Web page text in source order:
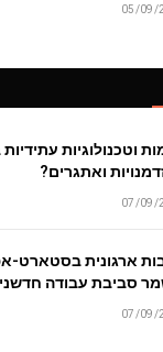
05/09/
וטכנולוגיות
ואתגרים?
07/09/
ארגונית בסטארט-
סביבת עבודה
07/09/